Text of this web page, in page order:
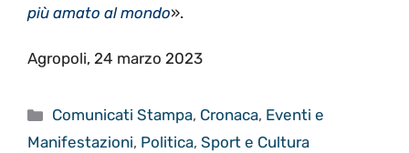
più amato al mondo».
Agropoli, 24 marzo 2023
Categorie
Comunicati Stampa, Cronaca, Eventi e
Manifestazioni, Politica, Sport e Cultura